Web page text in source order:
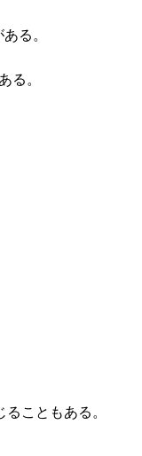
る。
る。
こともある。